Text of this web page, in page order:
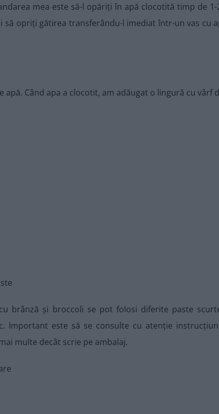
mea este să-l opăriți în apă clocotită timp de
să opriți gătirea transferându-l imediat într-un vas cu
apă. Când apa a clocotit, am adăugat o lingură cu vârf
brânză și broccoli se pot folosi diferite paste
Important este să se consulte cu atenție
multe decât scrie pe ambalaj.